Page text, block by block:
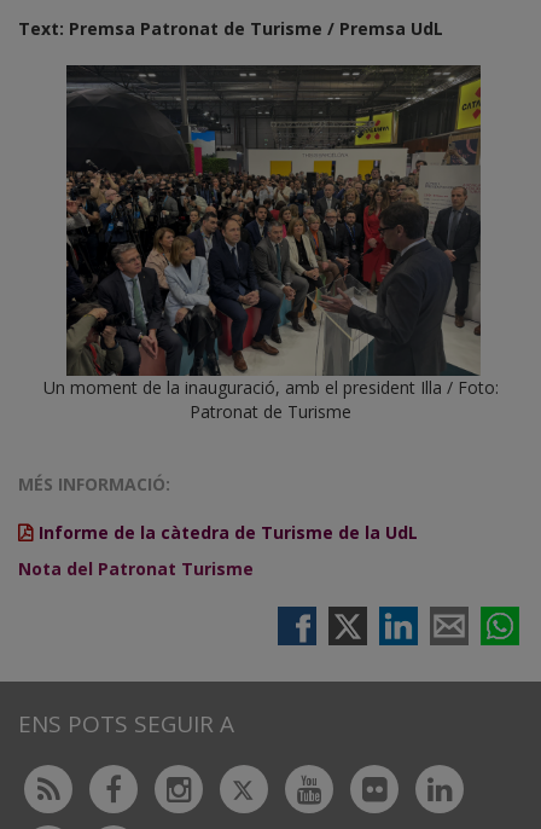
Text: Premsa Patronat de Turisme / Premsa UdL
Un moment de la inauguració, amb el president Illa / Foto:
Patronat de Turisme
MÉS INFORMACIÓ:
Informe de la càtedra de Turisme de la UdL
Nota del Patronat Turisme
ENS POTS SEGUIR A
Rss FacebookInstagram
TwitterYoutubeFlickr